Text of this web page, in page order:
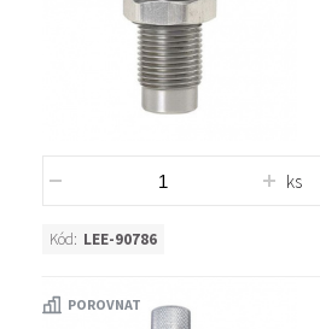
ks
Kód: LEE-90786
POROVNAT